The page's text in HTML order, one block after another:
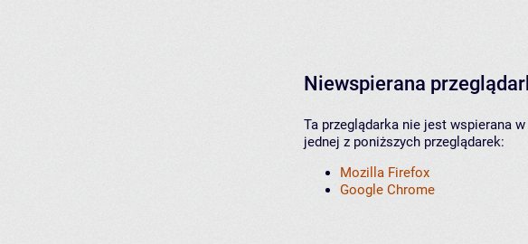
Niewspierana
Ta przeglądarka nie jest wspierana
jednej z poniższych przeglądarek:
Mozilla Firefox
Google Chrome